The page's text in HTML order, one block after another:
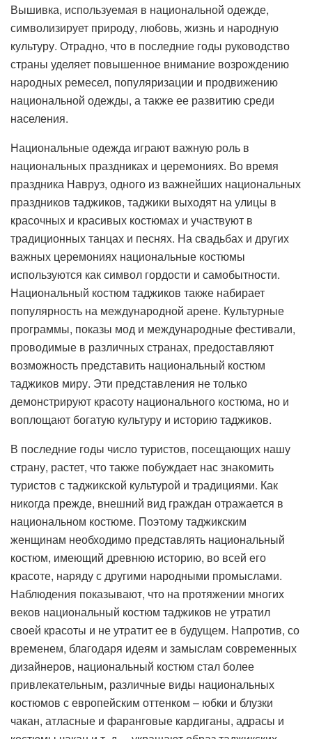
Вышивка, используемая в национальной одежде,
символизирует природу, любовь, жизнь и народную
культуру. Отрадно, что в последние годы руководство
страны уделяет повышенное внимание возрождению
народных ремесел, популяризации и продвижению
национальной одежды, а также ее развитию среди
населения.
Национальные одежда играют важную роль в
национальных праздниках и церемониях. Во время
праздника Навруз, одного из важнейших национальных
праздников таджиков, таджики выходят на улицы в
красочных и красивых костюмах и участвуют в
традиционных танцах и песнях. На свадьбах и других
важных церемониях национальные костюмы
используются как символ гордости и самобытности.
Национальный костюм таджиков также набирает
популярность на международной арене. Культурные
программы, показы мод и международные фестивали,
проводимые в различных странах, предоставляют
возможность представить национальный костюм
таджиков миру. Эти представления не только
демонстрируют красоту национального костюма, но и
воплощают богатую культуру и историю таджиков.
В последние годы число туристов, посещающих нашу
страну, растет, что также побуждает нас знакомить
туристов с таджикской культурой и традициями. Как
никогда прежде, внешний вид граждан отражается в
национальном костюме. Поэтому таджикским
женщинам необходимо представлять национальный
костюм, имеющий древнюю историю, во всей его
красоте, наряду с другими народными промыслами.
Наблюдения показывают, что на протяжении многих
веков национальный костюм таджиков не утратил
своей красоты и не утратит ее в будущем. Напротив, со
временем, благодаря идеям и замыслам современных
дизайнеров, национальный костюм стал более
привлекательным, различные виды национальных
костюмов с европейским оттенком – юбки и блузки
чакан, атласные и фаранговые кардиганы, адрасы и